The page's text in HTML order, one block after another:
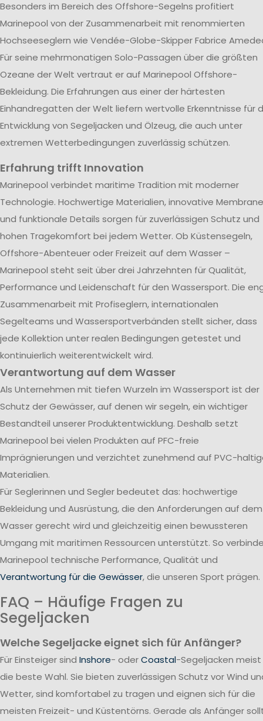
Besonders im Bereich des Offshore-Segelns profitiert
Marinepool von der Zusammenarbeit mit renommierten
Hochseeseglern wie Vendée-Globe-Skipper Fabrice
Für seine mehrmonatigen Solo-Passagen über die größten
Ozeane der Welt vertraut er auf Marinepool Offshore-
Bekleidung. Die Erfahrungen aus einer der härtesten
Einhandregatten der Welt liefern wertvolle Erkenntnisse für
Entwicklung von Segeljacken und Ölzeug, die auch unter
extremen Wetterbedingungen zuverlässig schützen.
Erfahrung trifft Innovation
Marinepool verbindet maritime Tradition mit moderner
Technologie. Hochwertige Materialien, innovative
und funktionale Details sorgen für zuverlässigen Schutz und
hohen Tragekomfort bei jedem Wetter. Ob Küstensegeln,
Offshore-Abenteuer oder Freizeit auf dem Wasser –
Marinepool steht seit über drei Jahrzehnten für Qualität,
Performance und Leidenschaft für den Wassersport. Die
Zusammenarbeit mit Profiseglern, internationalen
Segelteams und Wassersportverbänden stellt sicher, dass
jede Kollektion unter realen Bedingungen getestet und
kontinuierlich weiterentwickelt wird.
Verantwortung auf dem Wasser
Als Unternehmen mit tiefen Wurzeln im Wassersport ist der
Schutz der Gewässer, auf denen wir segeln, ein wichtiger
Bestandteil unserer Produktentwicklung. Deshalb setzt
Marinepool bei vielen Produkten auf PFC-freie
Imprägnierungen und verzichtet zunehmend auf PVC-
Materialien.
Für Seglerinnen und Segler bedeutet das: hochwertige
Bekleidung und Ausrüstung, die den Anforderungen auf dem
Wasser gerecht wird und gleichzeitig einen bewussteren
Umgang mit maritimen Ressourcen unterstützt. So
Marinepool technische Performance, Qualität und
Verantwortung für die Gewässer, die unseren Sport prägen.
FAQ – Häufige Fragen zu
Segeljacken
Welche Segeljacke eignet sich für Anfänger?
Für Einsteiger sind Inshore- oderCoastal-Segeljacken meist
die beste Wahl. Sie bieten zuverlässigen Schutz vor Wind
Wetter, sind komfortabel zu tragen und eignen sich für die
meisten Freizeit- und Küstentörns. Gerade als Anfänger